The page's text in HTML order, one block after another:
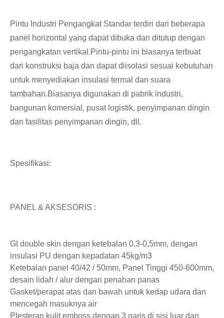
Pintu Industri Pengangkat Standar terdiri dari beberapa
panel horizontal yang dapat dibuka dan ditutup dengan
pengangkatan vertikal.Pintu-pintu ini biasanya terbuat
dari konstruksi baja dan dapat diisolasi sesuai kebutuhan
untuk menyediakan insulasi termal dan suara
tambahan.Biasanya digunakan di pabrik industri,
bangunan komersial, pusat logistik, penyimpanan dingin
dan fasilitas penyimpanan dingin, dll.
Spesifikasi:
PANEL & AKSESORIS :
GI double skin dengan ketebalan 0,3-0,5mm, dengan
insulasi PU dengan kepadatan 45kg/m3
Ketebalan panel 40/42 / 50mm, Panel Tinggi 450-600mm,
desain lidah / alur dengan penahan panas
Gasket/perapat atas dan bawah untuk kedap udara dan
mencegah masuknya air
Plesteran kulit emboss dengan 3 garis di sisi luar dan